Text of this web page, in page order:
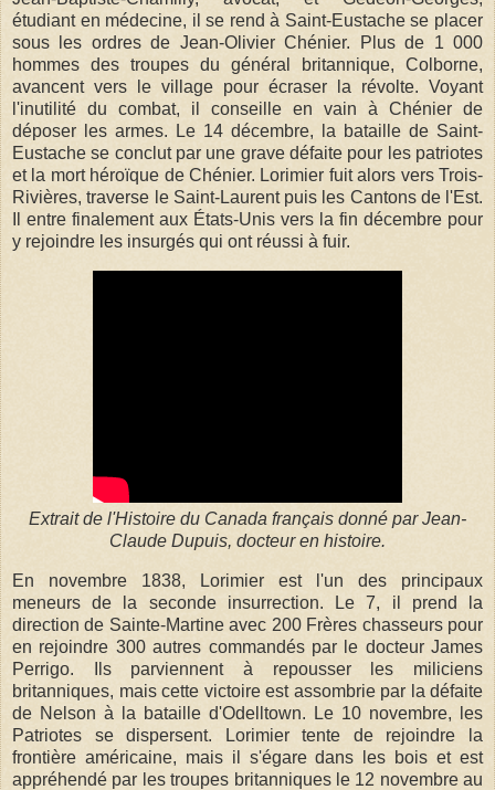
étudiant en médecine, il se rend à Saint-Eustache se placer
sous les ordres de Jean-Olivier Chénier. Plus de 1 000
hommes des troupes du général britannique, Colborne,
avancent vers le village pour écraser la révolte. Voyant
l'inutilité du combat, il conseille en vain à Chénier de
déposer les armes. Le 14 décembre, la bataille de Saint-
Eustache se conclut par une grave défaite pour les patriotes
et la mort héroïque de Chénier. Lorimier fuit alors vers Trois-
Rivières, traverse le Saint-Laurent puis les Cantons de l'Est.
Il entre finalement aux États-Unis vers la fin décembre pour
y rejoindre les insurgés qui ont réussi à fuir.
Extrait de l'Histoire du Canada français donné par Jean-
Claude Dupuis, docteur en histoire.
En novembre 1838, Lorimier est l'un des principaux
meneurs de la seconde insurrection. Le 7, il prend la
direction de Sainte-Martine avec 200 Frères chasseurs pour
en rejoindre 300 autres commandés par le docteur James
Perrigo. Ils parviennent à repousser les miliciens
britanniques, mais cette victoire est assombrie par la défaite
de Nelson à la bataille d'Odelltown. Le 10 novembre, les
Patriotes se dispersent. Lorimier tente de rejoindre la
frontière américaine, mais il s'égare dans les bois et est
appréhendé par les troupes britanniques le 12 novembre au